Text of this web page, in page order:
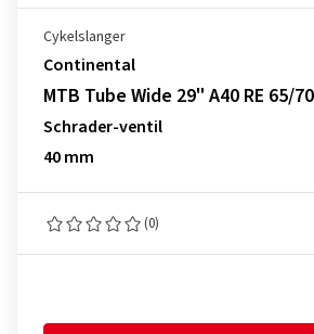
Cykelslanger
Continental
MTB Tube Wide 29" A40 RE 65/
Schrader-ventil
40 mm
(0)